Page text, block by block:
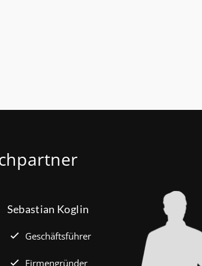
Sebastian Koglin
Geschäftsführer
Firmengründer